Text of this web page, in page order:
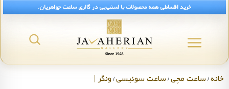
خرید اقساطی همه محصولات با اسنپ‌پی در گالری ساعت جواهریان.
خانه/ساعت مچی/ساعت سوئیسی/ونگر |